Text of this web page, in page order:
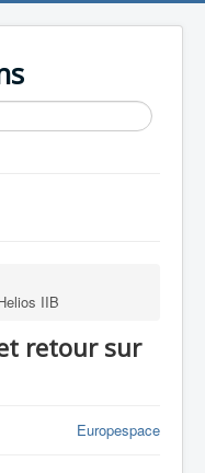
IIB
retour sur
Europespace